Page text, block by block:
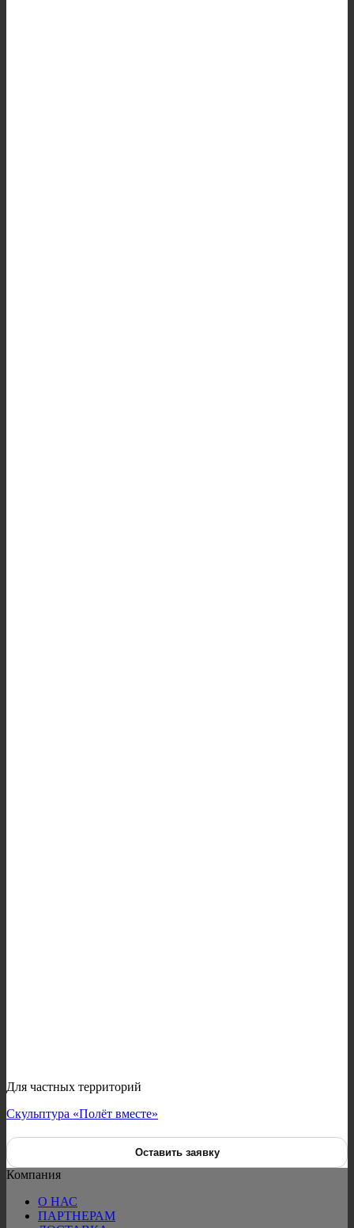
Для частных территорий
Скульптура «Полёт вместе»
Оставить заявку
Компания
О НАС
ПАРТНЕРАМ